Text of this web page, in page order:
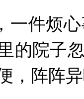
件烦心
院子
，阵阵